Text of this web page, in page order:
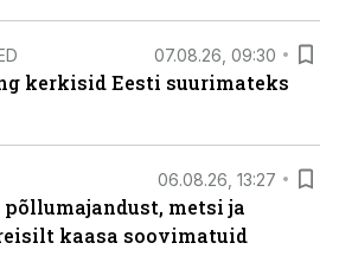
07.08.26, 09:30
kerkisid Eesti suurimateks
06.08.26, 13:27
metsi ja
kaasa soovimatuid